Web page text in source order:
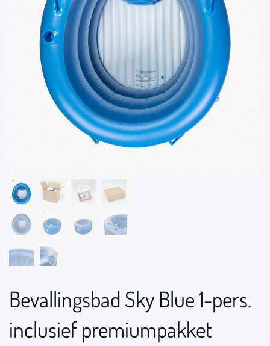
ADD
Bevallingsbad Sky Blue 1-pers.
inclusief premiumpakket